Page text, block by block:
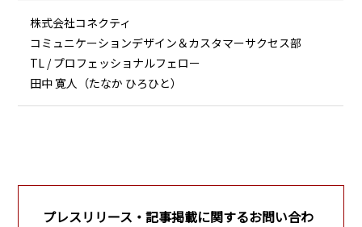
株式会社コネクティ
コミュニケーションデザイン＆カスタマーサクセス部
TL / プロフェッショナルフェロー
田中 寛人（たなか ひろひと）
プレスリリース・記事掲載に関するお問い合わ